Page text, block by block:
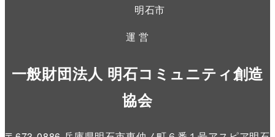
明石市
運 営
一般財団法人 明石コミュニティ創造
協会